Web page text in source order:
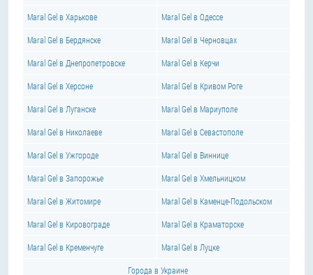
Maral Gel в Харькове Maral Gel в Одессе
Maral Gel в Бердянске Maral Gel в Черновцах
Maral Gel в Днепропетровске Maral Gel в Керчи
Maral Gel в Херсоне Maral Gel в Кривом Роге
Maral Gel в Луганске Maral Gel в Мариуполе
Maral Gel в Николаеве Maral Gel в Севастополе
Maral Gel в Ужгороде Maral Gel в Виннице
Maral Gel в Запорожье Maral Gel в Хмельницком
Maral Gel в Житомире Maral Gel в Каменце-Подольском
Maral Gel в Кировограде Maral Gel в Краматорске
Maral Gel в Кременчуге Maral Gel в Луцке
Города в Украине